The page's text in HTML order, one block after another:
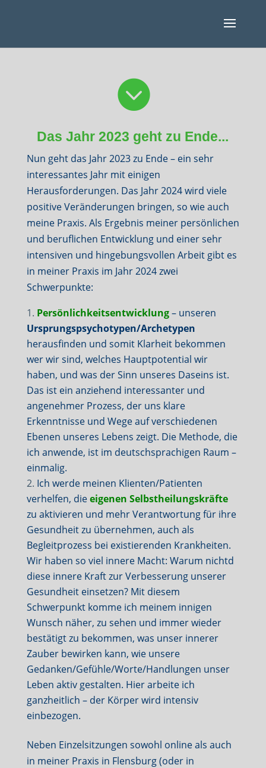

Das Jahr 2023 geht zu Ende...
Nun geht das Jahr 2023 zu Ende – ein sehr
interessantes Jahr mit einigen
Herausforderungen. Das Jahr 2024 wird viele
positive Veränderungen bringen, so wie auch
meine Praxis. Als Ergebnis meiner persönlichen
und beruflichen Entwicklung und einer sehr
intensiven und hingebungsvollen Arbeit gibt es
in meiner Praxis im Jahr 2024 zwei
Schwerpunkte:
Persönlichkeitsentwicklung– unseren
Ursprungspsychotypen/Archetypen
herausfinden und somit Klarheit bekommen
wer wir sind, welches Hauptpotential wir
haben, und was der Sinn unseres Daseins ist.
Das ist ein anziehend interessanter und
angenehmer Prozess, der uns klare
Erkenntnisse und Wege auf verschiedenen
Ebenen unseres Lebens zeigt. Die Methode, die
ich anwende, ist im deutschsprachigen Raum –
einmalig.
Ich werde meinen Klienten/Patienten
verhelfen, dieeigenen Selbstheilungskräfte
zu aktivieren und mehr Verantwortung für ihre
Gesundheit zu übernehmen, auch als
Begleitprozess bei existierenden Krankheiten.
Wir haben so viel innere Macht: Warum nichtd
diese innere Kraft zur Verbesserung unserer
Gesundheit einsetzen? Mit diesem
Schwerpunkt komme ich meinem innigen
Wunsch näher, zu sehen und immer wieder
bestätigt zu bekommen, was unser innerer
Zauber bewirken kann, wie unsere
Gedanken/Gefühle/Worte/Handlungen unser
Leben aktiv gestalten. Hier arbeite ich
ganzheitlich – der Körper wird intensiv
einbezogen.
Neben Einzelsitzungen sowohl online als auch
in meiner Praxis in Flensburg (oder in